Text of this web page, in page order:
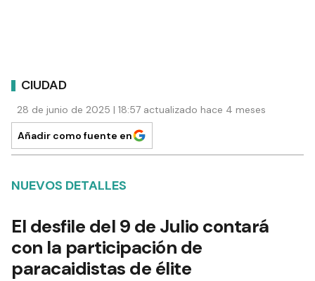
CIUDAD
28 de junio de 2025 | 18:57 actualizado hace 4 meses
Añadir como fuente en
NUEVOS DETALLES
El desfile del 9 de Julio contará
con la participación de
paracaidistas de élite